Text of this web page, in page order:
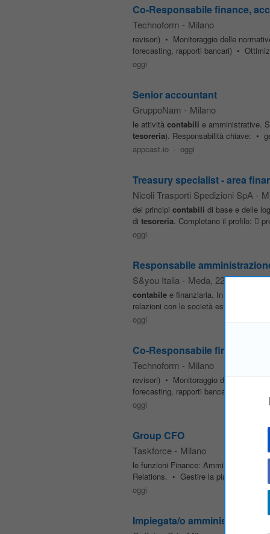
Co-Responsabile finance,
Technoform - Milano
revisori) • Monitoraggio delle
forecasting, rapporti bancari) •
oggi
Senior accountant
GruppoNam - Milano
le attività contabili e amministrative.
tesoreria). Responsabilità chiave: •
appcast.io - oggi
Treasury specialist - area
Nicoli Trasporti Spedizioni SpA -
dei principi contabili di base e delle
di tesoreria. Completano il profilo: 
oggi
Responsabile
S&you Italia - Meda, 22 km da
contabilee finanziaria. In un contesto
relazioni con le società estere del
oggi
Co-Responsabile finance,
Technoform - Milano
revisori) • Monitoraggio delle
forecasting, rapporti bancari) •
oggi
Group CFO
Taskforce - Milano
le funzioni Finance: Amministrazione,
Relations. • Gestire la pianificazione
oggi
Impiegata/o amministrativa/o